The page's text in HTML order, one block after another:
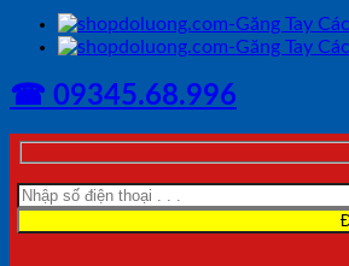
☎ 09345.68.996